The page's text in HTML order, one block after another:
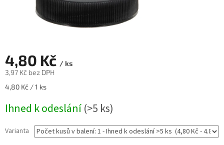
4,80 Kč / ks
3,97 Kč bez DPH
Měrná
4,80 Kč / 1 ks
Ihned k odeslání(>5 ks)
Varianta